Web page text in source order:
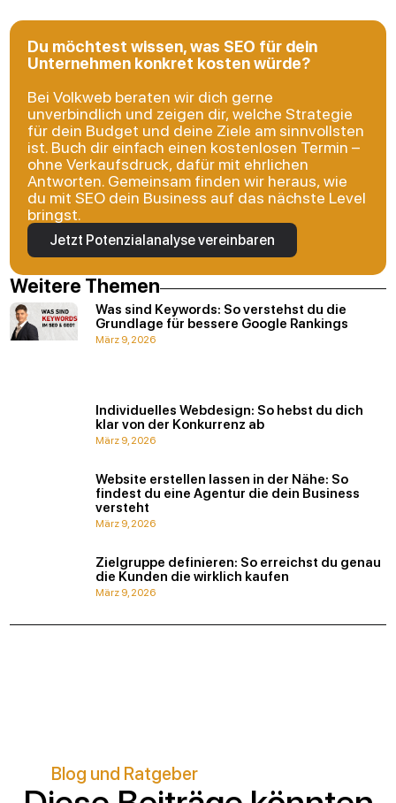
Du möchtest wissen, was SEO für dein
Unternehmen konkret kosten würde?
Bei Volkweb beraten wir dich gerne
unverbindlich und zeigen dir, welche Strategie
für dein Budget und deine Ziele am sinnvollsten
ist. Buch dir einfach einen kostenlosen Termin –
ohne Verkaufsdruck, dafür mit ehrlichen
Antworten. Gemeinsam finden wir heraus, wie
du mit SEO dein Business auf das nächste Level
bringst.
Jetzt Potenzialanalyse vereinbaren
Weitere Themen
Was sind Keywords: So verstehst du die
Grundlage für bessere Google Rankings
März 9, 2026
Individuelles Webdesign: So hebst du dich
klar von der Konkurrenz ab
März 9, 2026
Website erstellen lassen in der Nähe: So
findest du eine Agentur die dein Business
versteht
März 9, 2026
Zielgruppe definieren: So erreichst du genau
die Kunden die wirklich kaufen
März 9, 2026
Blog und Ratgeber